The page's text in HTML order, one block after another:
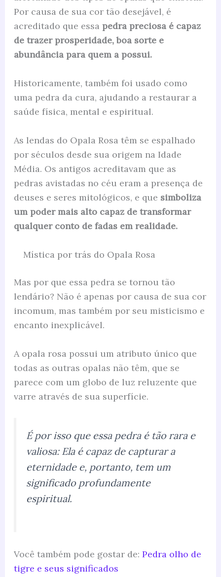
Por causa de sua cor tão desejável, é
acreditado que essa pedra preciosa é capaz
de trazer prosperidade, boa sorte e
abundância para quem a possui.
Historicamente, também foi usado como
uma pedra da cura, ajudando a restaurar a
saúde física, mental e espiritual.
As lendas do Opala Rosa têm se espalhado
por séculos desde sua origem na Idade
Média. Os antigos acreditavam que as
pedras avistadas no céu eram a presença de
deuses e seres mitológicos, e que simboliza
um poder mais alto capaz de transformar
qualquer conto de fadas em realidade.
Mística por trás do Opala Rosa
Mas por que essa pedra se tornou tão
lendário? Não é apenas por causa de sua cor
incomum, mas também por seu misticismo e
encanto inexplicável.
A opala rosa possui um atributo único que
todas as outras opalas não têm, que se
parece com um globo de luz reluzente que
varre através de sua superfície.
É por isso que essa pedra é tão rara e
valiosa: Ela é capaz de capturar a
eternidade e, portanto, tem um
significado profundamente
espiritual.
Você também pode gostar de: Pedra olho de
tigre e seus significados